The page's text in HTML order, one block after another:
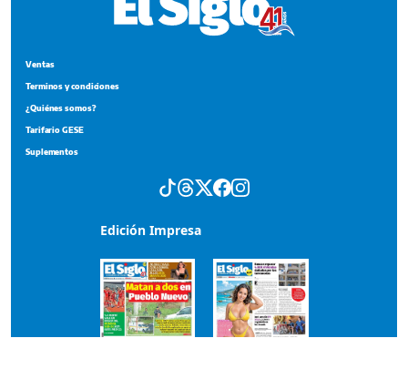
Ventas
Terminos y condiciones
¿Quiénes somos?
Tarifario GESE
Suplementos
Edición Impresa